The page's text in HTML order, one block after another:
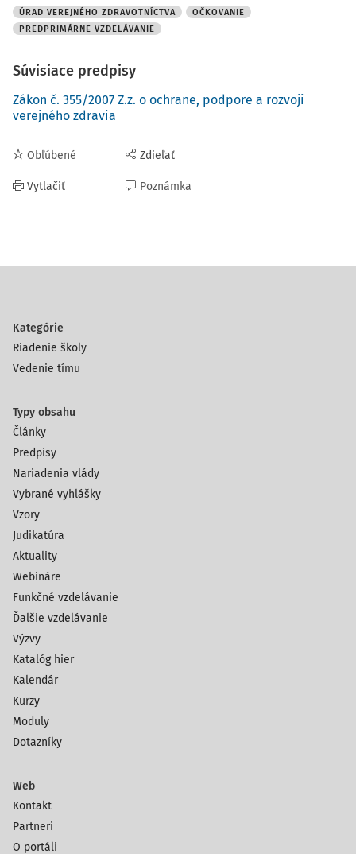
ÚRAD VEREJNÉHO ZDRAVOTNÍCTVA
OČKOVANIE
PREDPRIMÁRNE VZDELÁVANIE
Súvisiace predpisy
Zákon č. 355/2007 Z.z. o ochrane, podpore a rozvoji
verejného zdravia
Obľúbené
Vytlačiť
Zdieľať
Poznámka
Kategórie
Riadenie školy
Vedenie tímu
Typy obsahu
Články
Predpisy
Nariadenia vlády
Vybrané vyhlášky
Vzory
Judikatúra
Aktuality
Webináre
Funkčné vzdelávanie
Ďalšie vzdelávanie
Výzvy
Katalóg hier
Kalendár
Kurzy
Moduly
Dotazníky
Web
Kontakt
Partneri
O portáli